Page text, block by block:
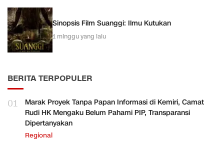
Sinopsis Film Suanggi: Ilmu Kutukan
1 minggu yang lalu
BERITA TERPOPULER
01
Marak Proyek Tanpa Papan Informasi di Kemiri, Camat
Rudi HK Mengaku Belum Pahami PIP, Transparansi
Dipertanyakan
Regional